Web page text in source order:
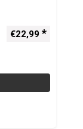
€22,99